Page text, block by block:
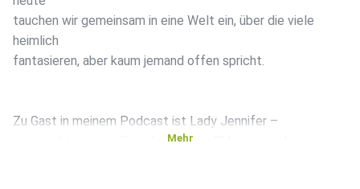
tauchen wir gemeinsam in eine Welt ein, über die viele
heimlich
fantasieren, aber kaum jemand offen spricht.
Zu Gast in meinem Podcast ist Lady Jennifer –
sie spricht mit uns über das Thema Sklavenerziehung,
Mehr